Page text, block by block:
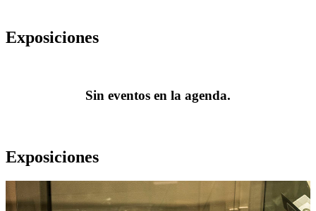
Exposiciones
Sin eventos en la agenda.
Exposiciones